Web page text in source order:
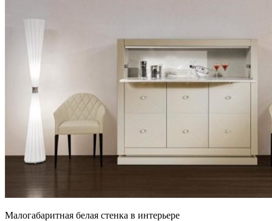
Малогабаритная белая стенка в интерьере